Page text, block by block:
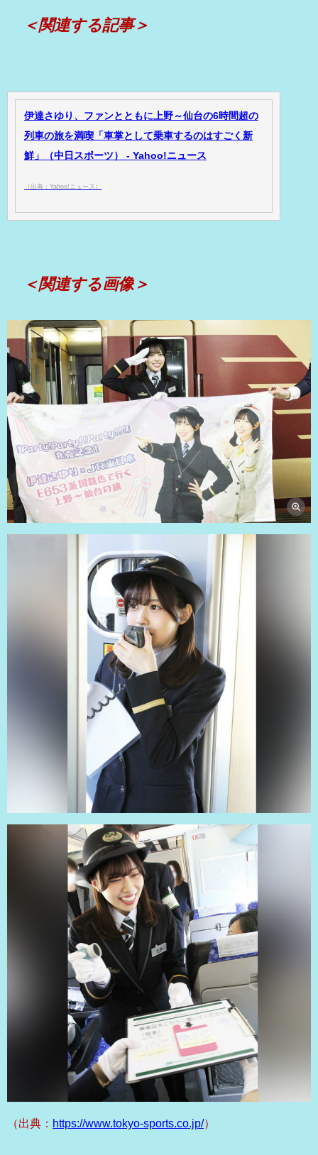
＜関連する記事＞
伊達さゆり、ファンとともに上野～仙台の6時間超の
列車の旅を満喫「車掌として乗車するのはすごく新
鮮」（中日スポーツ） - Yahoo!ニュース
（出典：Yahoo!ニュース）
＜関連する画像＞
（出典： https://www.tokyo-sports.co.jp/）